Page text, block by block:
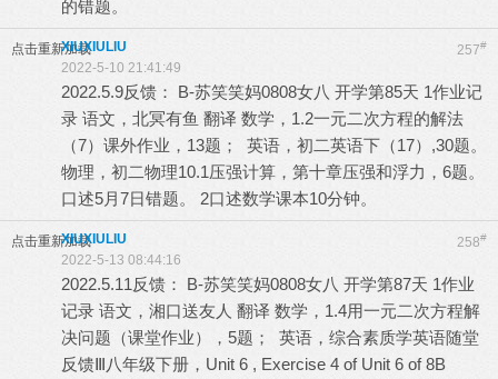
的错题。
点击重新加载 257#
XIUXIULIU
2022-5-10 21:41:49
2022.5.9反馈： B-苏笑笑妈0808女八 开学第85天 1作业记
录 语文，北冥有鱼 翻译 数学，1.2一元二次方程的解法
（7）课外作业，13题； 英语，初二英语下（17）,30题。
物理，初二物理10.1压强计算，第十章压强和浮力，6题。
口述5月7日错题。 2口述数学课本10分钟。
点击重新加载 258#
XIUXIULIU
2022-5-13 08:44:16
2022.5.11反馈： B-苏笑笑妈0808女八 开学第87天 1作业
记录 语文，湘口送友人 翻译 数学，1.4用一元二次方程解
决问题（课堂作业），5题； 英语，综合素质学英语随堂
反馈Ⅲ八年级下册，Unit 6 , Exercise 4 of Unit 6 of 8B